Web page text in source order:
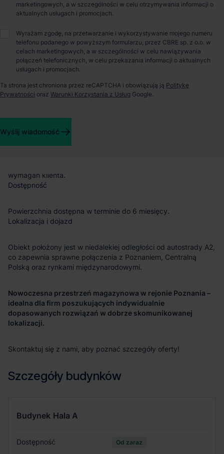
O parku
Magazyn do wynajęcia – ILD Niepruszewo
ILD Niepruszewoto planowany obiekt magazynowo-
Niepruszewo, w województwie wielkopolskim. Inwestycja
realizowana jest w formuleBTS – czyli „szytej na miarę” – z
potrzeb najemcy, zarówno pod kątem wynajmu, jak i zakupu.
Powierzchnia magazynowa
wymagań klienta.
Dostępność
Powierzchnia dostępna w terminie do 6 miesięcy.
Lokalizacja i dojazd
Obiekt położony jest w niedalekiej odległości od autostrady A2,
co zapewnia sprawne połączenia z Poznaniem, Centralną
Polską oraz rynkami międzynarodowymi.
Nowoczesna przestrzeń magazynowa w rejonie Poznania –
idealna dla firm poszukujących indywidualnie
dopasowanych rozwiązań w dobrze skomunikowanej
lokalizacji.
Skontaktuj się z nami, aby poznać szczegóły oferty!
Szczegóły budynków
Budynek Hala A
Dostępność Od zaraz
marketingowych, a w szczególności w celu otrzymywania informacji o
aktualnych usługach i promocjach.
Wyrażam zgodę, na przetwarzanie i wykorzystywanie mojego numeru
telefonu podanego w powyższym formularzu, przez CBRE sp. z o.o. w
celach marketingowych, a w szczególności w celu nawiązywania
połączeń telefonicznych, w celu przekazania informacji o aktualnych
usługach i promocjach.
Ta strona jest chroniona przez reCAPTCHA i obowiązują ją Politykę
Prywatności oraz Warunki Korzystania z Usług Google.
Wyślij wiadomość